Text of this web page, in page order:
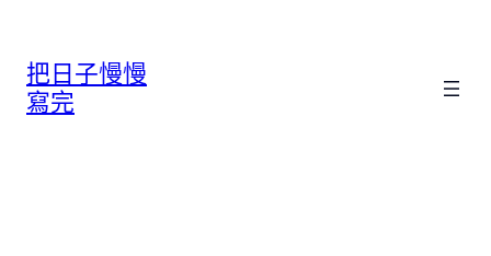
把日子慢慢
寫完